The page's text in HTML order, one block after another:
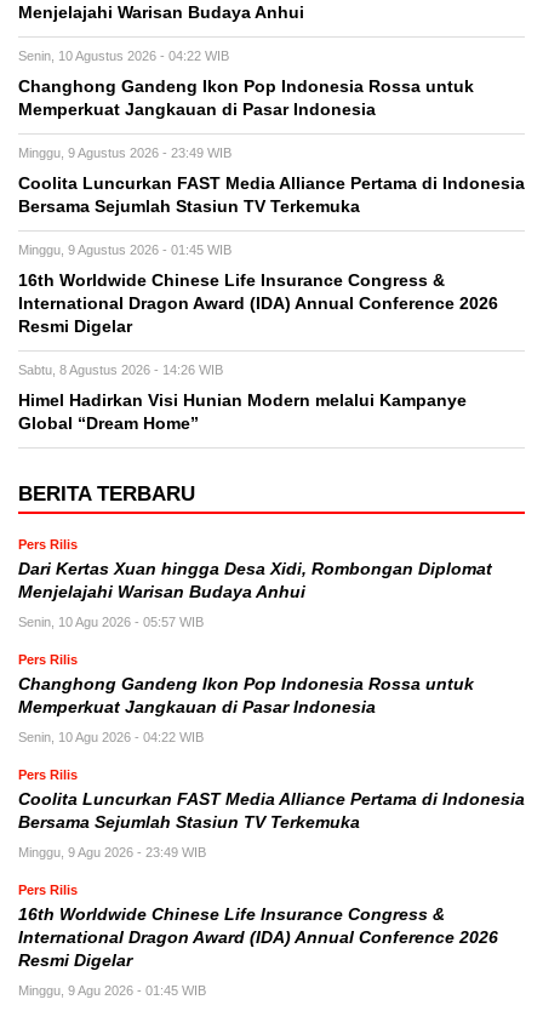
Menjelajahi Warisan Budaya Anhui
Senin, 10 Agustus 2026 - 04:22 WIB
Changhong Gandeng Ikon Pop Indonesia Rossa untuk
Memperkuat Jangkauan di Pasar Indonesia
Minggu, 9 Agustus 2026 - 23:49 WIB
Coolita Luncurkan FAST Media Alliance Pertama di Indonesia
Bersama Sejumlah Stasiun TV Terkemuka
Minggu, 9 Agustus 2026 - 01:45 WIB
16th Worldwide Chinese Life Insurance Congress &
International Dragon Award (IDA) Annual Conference 2026
Resmi Digelar
Sabtu, 8 Agustus 2026 - 14:26 WIB
Himel Hadirkan Visi Hunian Modern melalui Kampanye
Global “Dream Home”
BERITA TERBARU
Pers Rilis
Dari Kertas Xuan hingga Desa Xidi, Rombongan Diplomat
Menjelajahi Warisan Budaya Anhui
Senin, 10 Agu 2026 - 05:57 WIB
Pers Rilis
Changhong Gandeng Ikon Pop Indonesia Rossa untuk
Memperkuat Jangkauan di Pasar Indonesia
Senin, 10 Agu 2026 - 04:22 WIB
Pers Rilis
Coolita Luncurkan FAST Media Alliance Pertama di Indonesia
Bersama Sejumlah Stasiun TV Terkemuka
Minggu, 9 Agu 2026 - 23:49 WIB
Pers Rilis
16th Worldwide Chinese Life Insurance Congress &
International Dragon Award (IDA) Annual Conference 2026
Resmi Digelar
Minggu, 9 Agu 2026 - 01:45 WIB